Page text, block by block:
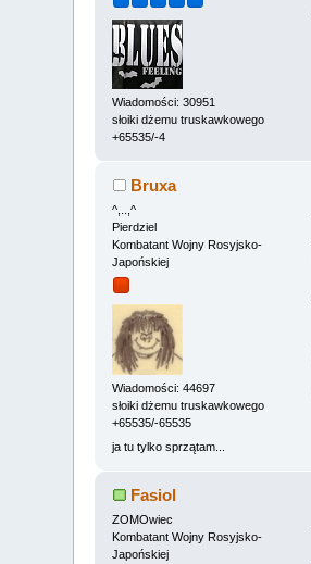
Wiadomości: 30951
słoiki dżemu truskawkowego
+65535/-4
Bruxa
^,..,^
Pierdziel
Kombatant Wojny Rosyjsko-
Japońskiej
Wiadomości: 44697
słoiki dżemu truskawkowego
+65535/-65535
ja tu tylko sprzątam...
Fasiol
ZOMOwiec
Kombatant Wojny Rosyjsko-
Japońskiej